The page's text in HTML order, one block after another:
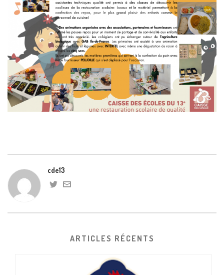
cde13
ARTICLES RÉCENTS